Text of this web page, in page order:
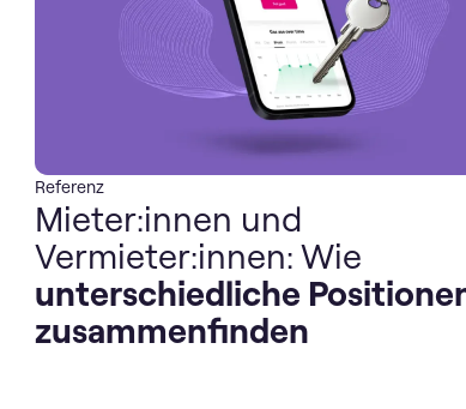
Referenz
Mieter:innen und
Vermieter:innen: Wie
unterschiedliche
zusammenfinden